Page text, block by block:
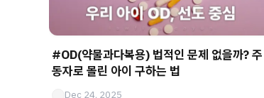
#OD(약물과다복용) 법적인 문제 없을까? 주
동자로 몰린 아이 구하는 법
Dec 24, 2025